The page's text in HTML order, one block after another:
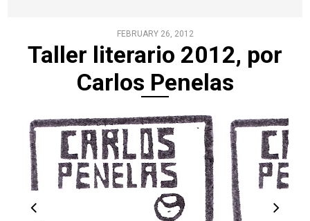
FEBRUARY 26, 2012
Taller literario 2012, por
Carlos Penelas